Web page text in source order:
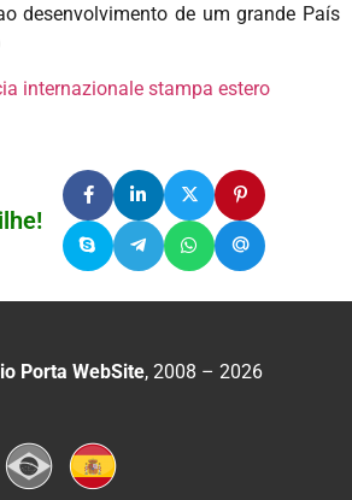
desenvolvimento de um grande País
Porta WebSite, 2008 – 2026